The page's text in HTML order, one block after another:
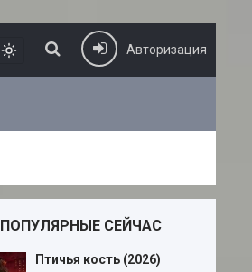
Авторизация
ПОПУЛЯРНЫЕ СЕЙЧАС
Птичья кость (2026)